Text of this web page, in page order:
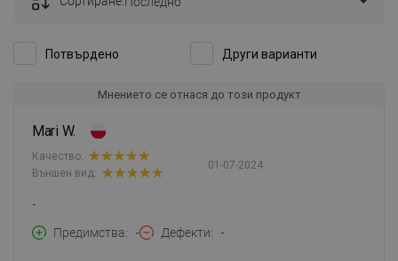
Потвърдено Други варианти
Мнението се отнася до този продукт
Mari W.
01-07-2024
Качество:
Външен вид:
-
Предимства
- Дефекти -